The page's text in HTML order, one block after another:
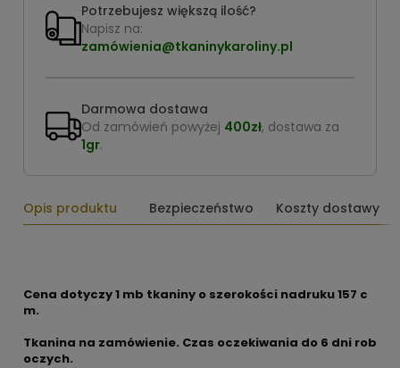
Potrzebujesz większą ilość?
Napisz na:
zamówienia@tkaninykaroliny.pl
Darmowa dostawa
Od zamówień powyżej 400zł, dostawa za
1gr.
Opis produktu Bezpieczeństwo Koszty dostawy
Cena dotyczy 1 mb tkaniny o szerokości nadruku 157 c
m.
Tkanina na zamówienie. Czas oczekiwania do 6 dni rob
oczych.